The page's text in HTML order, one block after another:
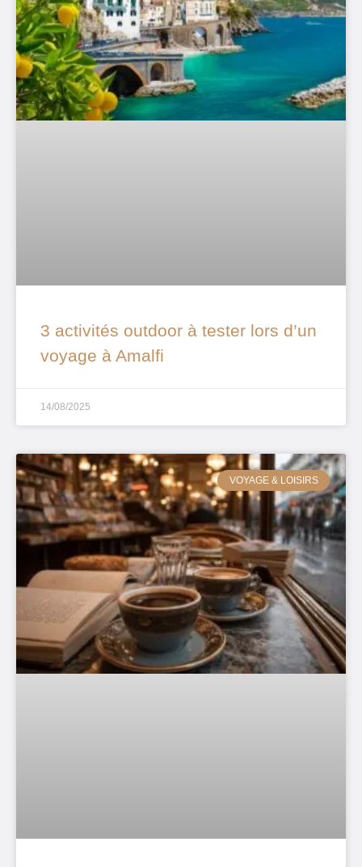
3 activités outdoor à tester lors d’un
voyage à Amalfi
14/08/2025
VOYAGE & LOISIRS